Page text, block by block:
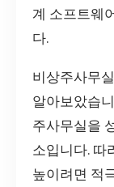
계 소프트웨
다.
비상주사무
알아보았습
주사무실을
소입니다. 따
높이려면 적